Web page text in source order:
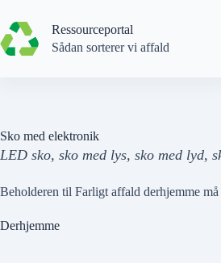
indhold
Ressourceportal
Sådan sorterer vi affald
Sko med elektronik
LED sko, sko med lys, sko med lyd,
Beholderen til Farligt affald derhjemme
Derhjemme